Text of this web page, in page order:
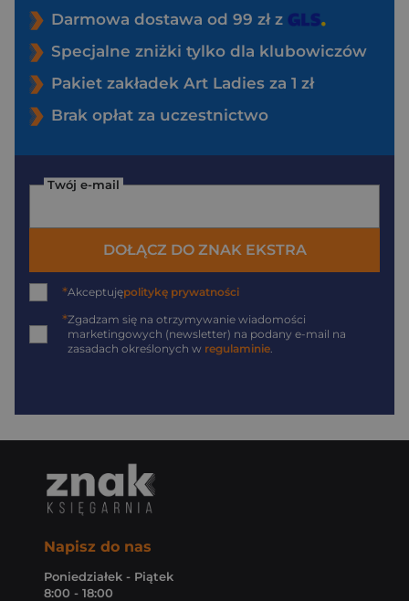
Darmowa dostawa od 99 zł z
Specjalne zniżki tylko dla klubowiczów
Pakiet zakładek Art Ladies za 1 zł
Brak opłat za uczestnictwo
Twój e-mail
DOŁĄCZ DO ZNAK EKSTRA
*Akceptujępolitykę prywatności
*Zgadzam się na otrzymywanie wiadomości
marketingowych (newsletter) na podany e-mail na
zasadach określonych w regulaminie.
Napisz do nas
Poniedziałek - Piątek
8:00 - 18:00